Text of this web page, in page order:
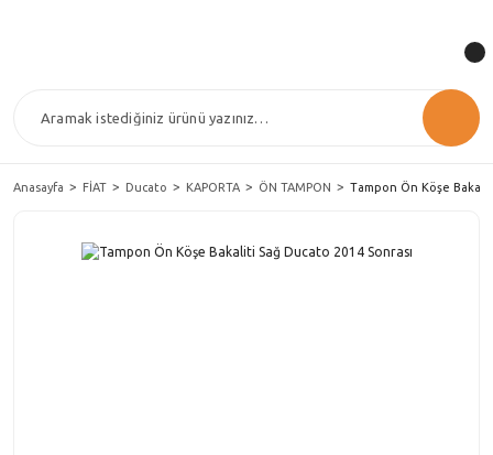
Anasayfa FİAT Ducato KAPORTA ÖN TAMPON Tampon Ön Köşe